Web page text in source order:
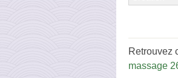
Retrouvez
massage